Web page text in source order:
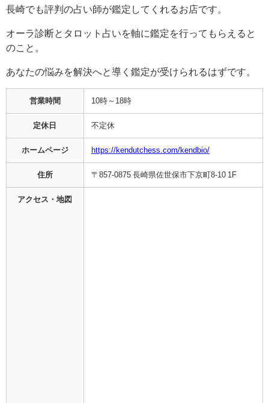
長崎でも評判の占い師が鑑定してくれるお店です。
オーラ診断とタロット占いを軸に鑑定を行ってもらえると
のこと。
あなたの悩みを解決へと導く鑑定が受けられるはずです。
営業時間 10時～18時
定休日 不定休
ホームページ https://kendutchess.com/kendbio/
住所 〒857-0875 長崎県佐世保市下京町8-10 1F
アクセス・地図